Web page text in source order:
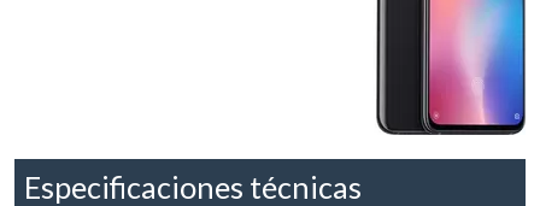
Especificaciones técnicas